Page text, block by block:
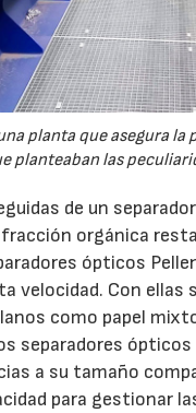
planta que asegura
planteaban las
de un
orgánica
ópticos
velocidad. Con
como papel
separadores
a su tamaño
para gestionar